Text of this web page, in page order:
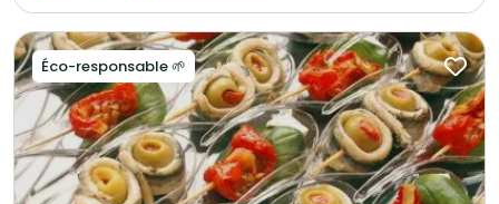
alimentaires. Pour compléter votre expérience, nous offrons également
une sélection de boissons maison, préparées avec soin.
Éco-responsable 🌱